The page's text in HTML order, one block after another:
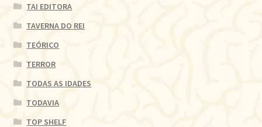
TAI EDITORA
TAVERNA DO REI
TEÓRICO
TERROR
TODAS AS IDADES
TODAVIA
TOP SHELF